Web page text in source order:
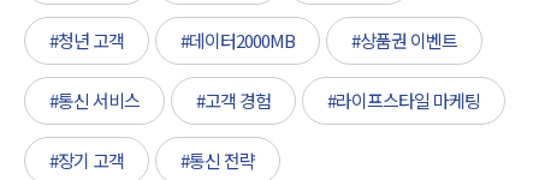
#청년 고객 #데이터2000MB #상품권 이벤트
#통신 서비스 #고객 경험 #라이프스타일 마케팅
#장기 고객 #통신 전략